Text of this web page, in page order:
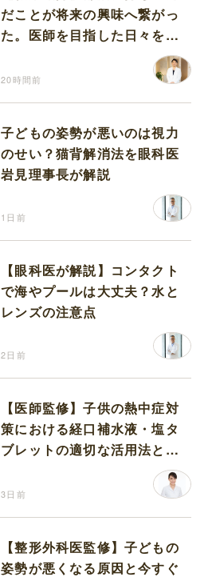
だことが将来の興味へ繋がっ
た。医師を目指した日々を振
20時間前
子どもの姿勢が悪いのは視力
のせい？猫背解消法を眼科医
岩見理事長が解説
1日前
【眼科医が解説】コンタクト
で海やプールは大丈夫？水と
レンズの注意点
2日前
【医師監修】子供の熱中症対
策における経口補水液・塩タ
ブレットの適切な活用法と水
3日前
【整形外科医監修】子どもの
姿勢が悪くなる原因と今すぐ